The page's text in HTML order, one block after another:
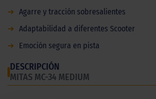
➜ Agarre y tracción sobresalientes
➜ Adaptabilidad a diferentes Scooter
➜
Emoción segura en pista
DESCRIPCIÓN
MITAS MC-34 MEDIUM